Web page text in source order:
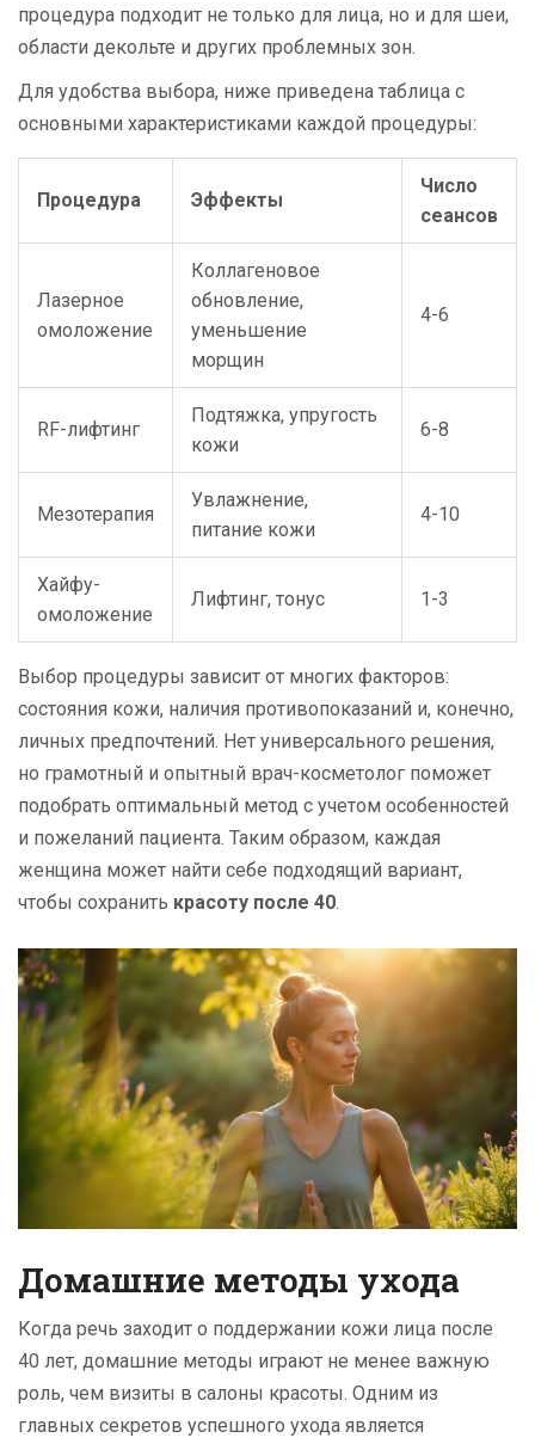
процедура подходит не только для лица, но и для шеи,
области декольте и других проблемных зон.
Для удобства выбора, ниже приведена таблица с
основными характеристиками каждой процедуры:
Процедура Эффекты
Число
сеансов
Лазерное
омоложение
Коллагеновое
обновление,
уменьшение
морщин
4-6
RF-лифтинг
Подтяжка, упругость
кожи
6-8
Мезотерапия
Увлажнение,
питание кожи
4-10
Хайфу-
омоложение
Лифтинг, тонус 1-3
Выбор процедуры зависит от многих факторов:
состояния кожи, наличия противопоказаний и, конечно,
личных предпочтений. Нет универсального решения,
но грамотный и опытный врач-косметолог поможет
подобрать оптимальный метод с учетом особенностей
и пожеланий пациента. Таким образом, каждая
женщина может найти себе подходящий вариант,
чтобы сохранить красоту после 40.
Домашние методы ухода
Когда речь заходит о поддержании кожи лица после
40 лет, домашние методы играют не менее важную
роль, чем визиты в салоны красоты. Одним из
главных секретов успешного ухода является